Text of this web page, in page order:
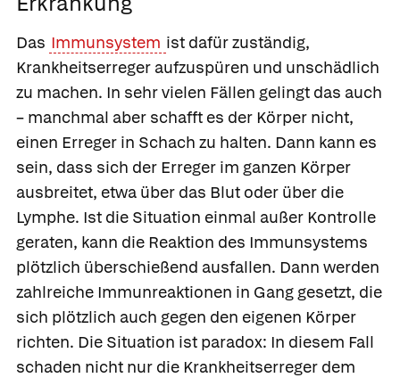
Das Immunsystem ist dafür zuständig,
Krankheitserreger aufzuspüren und unschädlich
zu machen. In sehr vielen Fällen gelingt das auch
– manchmal aber schafft es der Körper nicht,
einen Erreger in Schach zu halten. Dann kann es
sein, dass sich der Erreger im ganzen Körper
ausbreitet, etwa über das Blut oder über die
Lymphe. Ist die Situation einmal außer Kontrolle
geraten, kann die Reaktion des Immunsystems
plötzlich überschießend ausfallen. Dann werden
zahlreiche Immunreaktionen in Gang gesetzt, die
sich plötzlich auch gegen den eigenen Körper
richten. Die Situation ist paradox: In diesem Fall
schaden nicht nur die Krankheitserreger dem